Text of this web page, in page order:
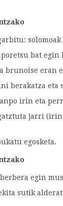
bat
brunoise eran
berakatza eta
irin eta
jarri
egosketa.
egin
sutik